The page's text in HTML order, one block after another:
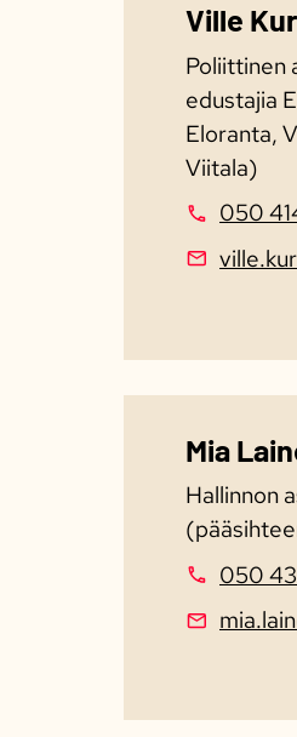
Ville
Poliittinen
edustajia
Eloranta,
Viitala)
050
Mia
Hallinnon
050